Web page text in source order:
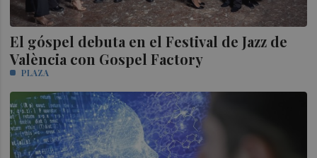
El góspel debuta en el Festival de Jazz de
València con Gospel Factory
PLAZA